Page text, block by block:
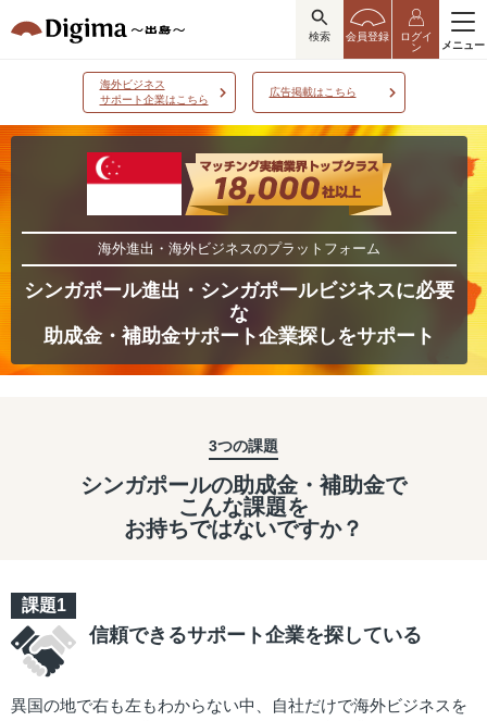
検索 会員登録
ログイ
ン
メニュー
海外ビジネス
サポート企業はこちら
広告掲載はこちら
海外進出・海外ビジネスのプラットフォーム
シンガポール進出・シンガポールビジネスに必要
な
助成金・補助金サポート企業探しをサポート
3つの課題
シンガポールの助成金・補助金で
こんな課題を
お持ちではないですか？
信頼できるサポート企業を探している
異国の地で右も左もわからない中、自社だけで海外ビジネスを